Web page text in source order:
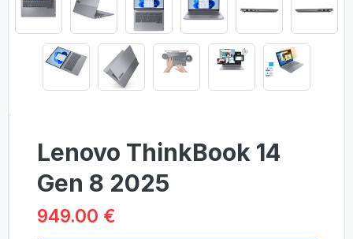
Lenovo ThinkBook 14
Gen 8 2025
949.00 €